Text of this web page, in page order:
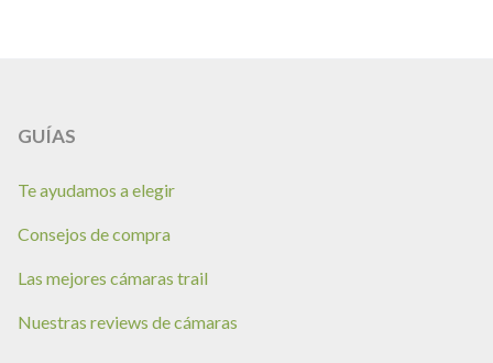
GUÍAS
Te ayudamos a elegir
Consejos de compra
Las mejores cámaras trail
Nuestras reviews de cámaras